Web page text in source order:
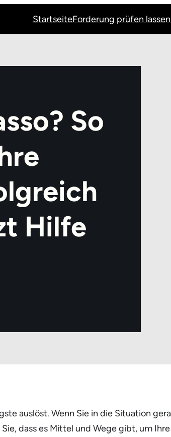
StartseiteForderung prüfen lassen
So
Hilfe
auslöst. Wenn Sie in die Situation
dass es Mittel und Wege gibt, um Ihre